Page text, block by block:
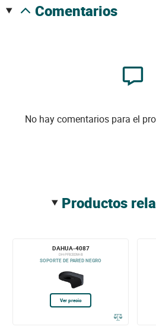
comentarios
No hay comentarios para el
productos
DAHUA-4087
DH-PFB203W-B
SOPORTE DE PARED NEGRO
Ver precio